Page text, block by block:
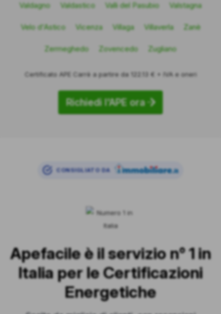
Valdagno Valdastico Valli del Pasubio Valstagna
Velo d'Astico Vicenza Villaga Villaverla Zanè
Zermeghedo Zovencedo Zugliano
Certificato APE Carrè a partire da 122.13 € + IVA e oneri
Richiedi l'APE ora
CONSIGLIATO DA
Apefacile è il servizio n° 1 in
Italia per le Certificazioni
Energetiche